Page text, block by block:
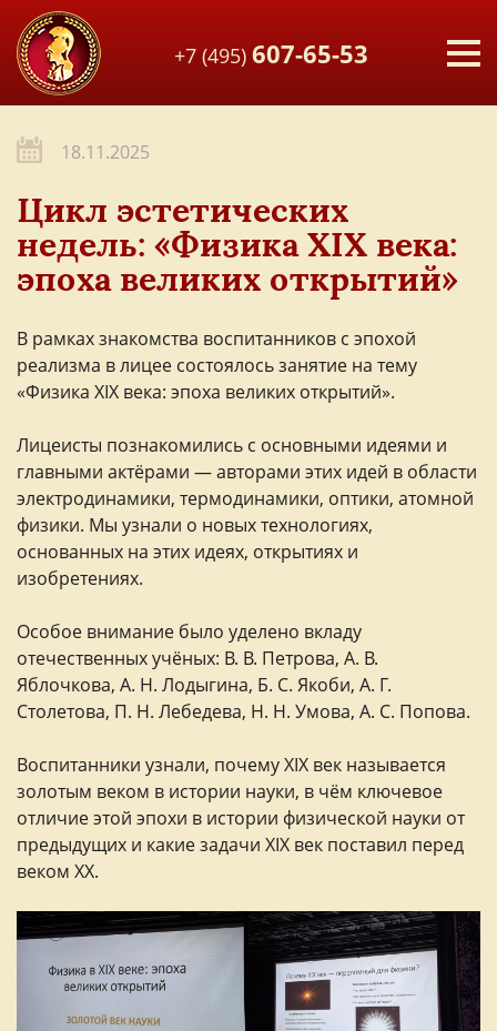
+7 (495) 607-65-53
18.11.2025
Цикл эстетических
недель: «Физика XIX века:
эпоха великих открытий»
В рамках знакомства воспитанников с эпохой
реализма в лицее состоялось занятие на тему
«Физика XIX века: эпоха великих открытий».
Лицеисты познакомились с основными идеями и
главными актёрами — авторами этих идей в области
электродинамики, термодинамики, оптики, атомной
физики. Мы узнали о новых технологиях,
основанных на этих идеях, открытиях и
изобретениях.
Особое внимание было уделено вкладу
отечественных учёных: В. В. Петрова, А. В.
Яблочкова, А. Н. Лодыгина, Б. С. Якоби, А. Г.
Столетова, П. Н. Лебедева, Н. Н. Умова, А. С. Попова.
Воспитанники узнали, почему XIX век называется
золотым веком в истории науки, в чём ключевое
отличие этой эпохи в истории физической науки от
предыдущих и какие задачи XIX век поставил перед
веком XX.